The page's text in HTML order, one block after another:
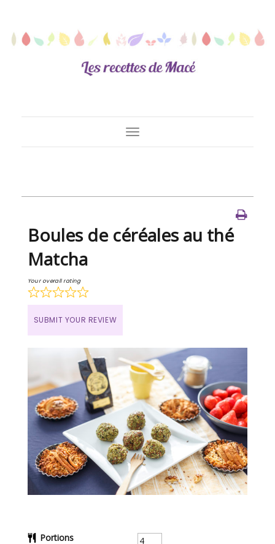
Toggle
Navigation
Boules de céréales au thé
Matcha
Your overall rating
SUBMIT YOUR REVIEW
Portions